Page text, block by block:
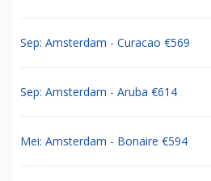
Sep: Amsterdam - Curacao €569
Sep: Amsterdam - Aruba €614
Mei: Amsterdam - Bonaire €594